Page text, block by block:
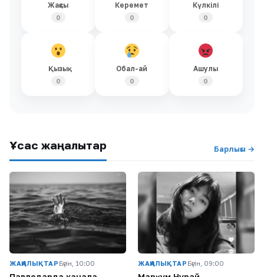
Жақсы
0
Керемет
0
Күлкілі
0
Қызық
0
Обал-ай
0
Ашулы
0
Ұқсас жаңалықтар Барлығы →
ЖАҢАЛЫҚТАР Бүгін, 10:00 ЖАҢАЛЫҚТАР Бүгін, 09:00